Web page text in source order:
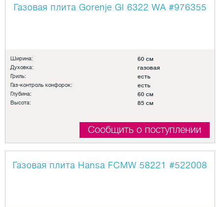
Газовая плита Gorenje GI 6322 WA #976355
Ширина: 60 см
Духовка: газовая
Гриль: есть
Газ-контроль конфорок: есть
Глубина: 60 см
Высота: 85 см
Сообщить о поступлении
Газовая плита Hansa FCMW 58221 #522008